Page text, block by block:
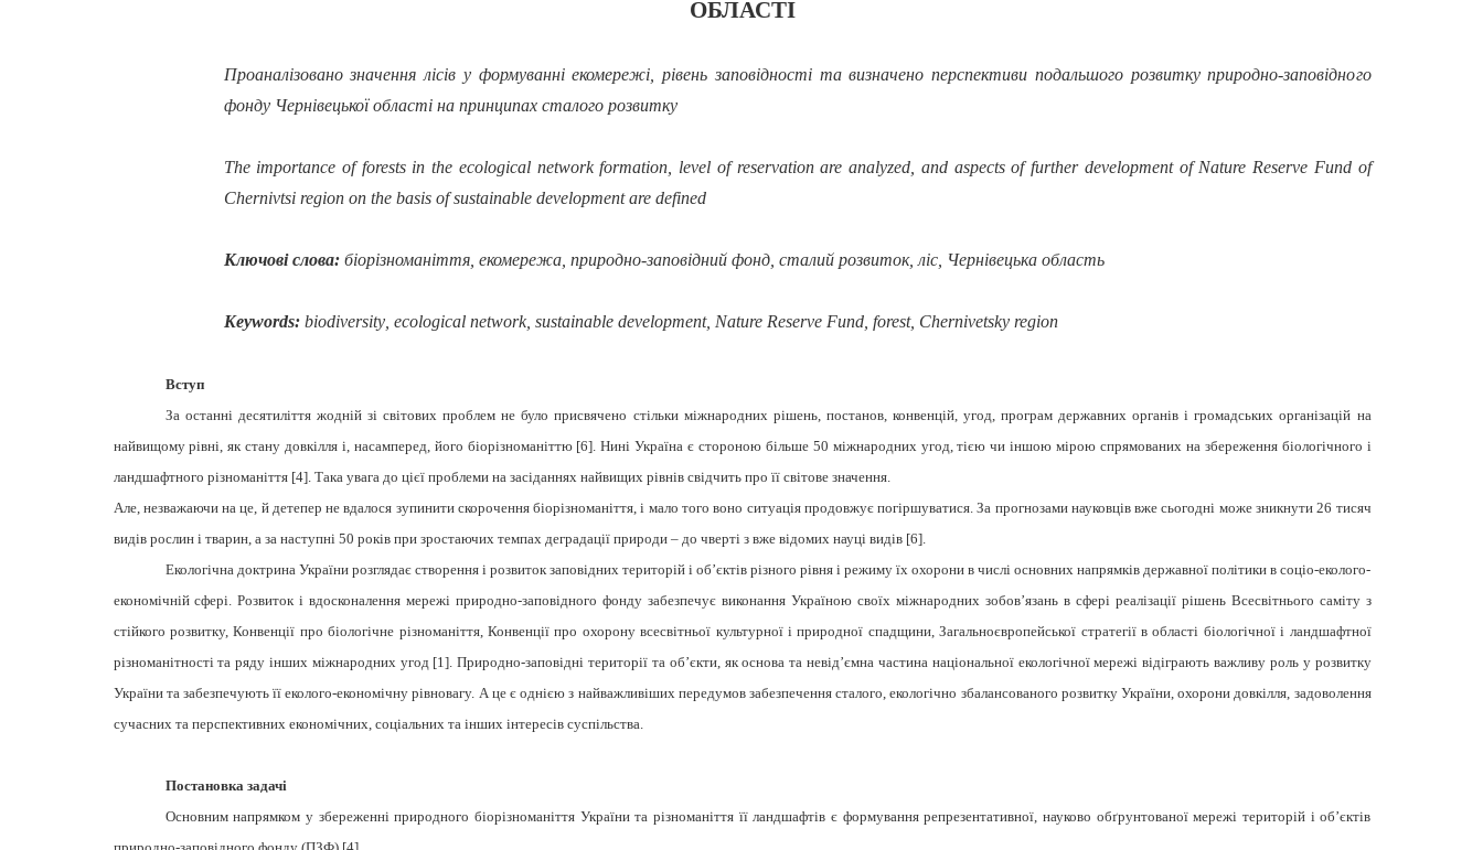
ОБЛАСТІ
Проаналізовано значення лісів у формуванні екомережі, рівень заповідності та визначено перспективи подальшого розвитку природно-заповідного
фонду Чернівецької області на принципах сталого розвитку
The importance of forests in the ecological network formation, level of reservation are analyzed, and aspects of further development of Nature Reserve Fund of
Chernivtsi region on the basis of sustainable development are defined
Ключові слова:біорізноманіття, екомережа, природно-заповідний фонд, сталий розвиток, ліс, Чернівецька область
Keywords:biodiversity, ecological network, sustainable development, Nature Reserve Fund, forest, Chernivetskyregion
Вступ
За останні десятиліття жодній зі світових проблем не було присвячено стільки міжнародних рішень, постанов, конвенцій, угод, програм державних органів і громадських організацій на
найвищому рівні, як стану довкілля і, насамперед, його біорізноманіттю [6]. Нині Україна є стороною більше 50 міжнародних угод, тією чи іншою мірою спрямованих на збереження біологічного і
ландшафтного різноманіття [4]. Така увага до цієї проблеми на засіданнях найвищих рівнів свідчить про її світове значення.
Але, незважаючина це, й детепер не вдалося зупинити скорочення біорізноманіття, і мало того воно ситуація продовжує погіршуватися. За прогнозами науковців вже сьогодні може зникнути 26 тисяч
видів рослин і тварин, а за наступні 50 років при зростаючих темпах деградації природи – до чверті з вже відомих науці видів [6].
Екологічна доктрина України розглядає створення і розвиток заповідних територій і об’єктів різного рівня і режиму їх охорони в числі основних напрямків державної політики в соціо-еколого-
економічній сфері. Розвиток і вдосконалення мережі природно-заповідного фонду забезпечує виконання Україною своїх міжнародних зобов’язань в сфері реалізації рішень Всесвітнього саміту з
стійкого розвитку, Конвенції про біологічне різноманіття, Конвенції про охорону всесвітньої культурної і природної спадщини, Загальноєвропейської стратегії в області біологічної і ландшафтної
різноманітності та ряду інших міжнародних угод [1]. Природно-заповідні території та об’єкти, як основа та невід’ємна частина національної екологічної мережі відіграють важливу роль у розвитку
України та забезпечують її еколого-економічну рівновагу. А це є однією з найважливіших передумов забезпечення сталого, екологічно збалансованого розвитку України, охорони довкілля, задоволення
сучасних та перспективних економічних, соціальних та інших інтересів суспільства.
Постановка задачі
Основним напрямком у збереженні природного біорізноманіття України та різноманіття її ландшафтів є формування репрезентативної, науково обґрунтованої мережі територій і об’єктів